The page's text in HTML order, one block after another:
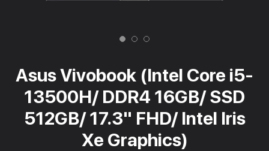
Asus Vivobook (Intel Core i5-
13500H/ DDR4 16GB/ SSD
512GB/ 17.3" FHD/ Intel Iris
Xe Graphics)